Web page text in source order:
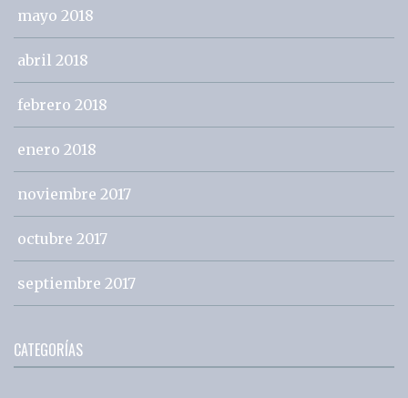
mayo 2018
abril 2018
febrero 2018
enero 2018
noviembre 2017
octubre 2017
septiembre 2017
CATEGORÍAS